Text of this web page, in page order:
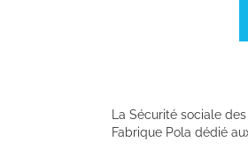
La Sécurité sociale
Fabrique Pola dédié